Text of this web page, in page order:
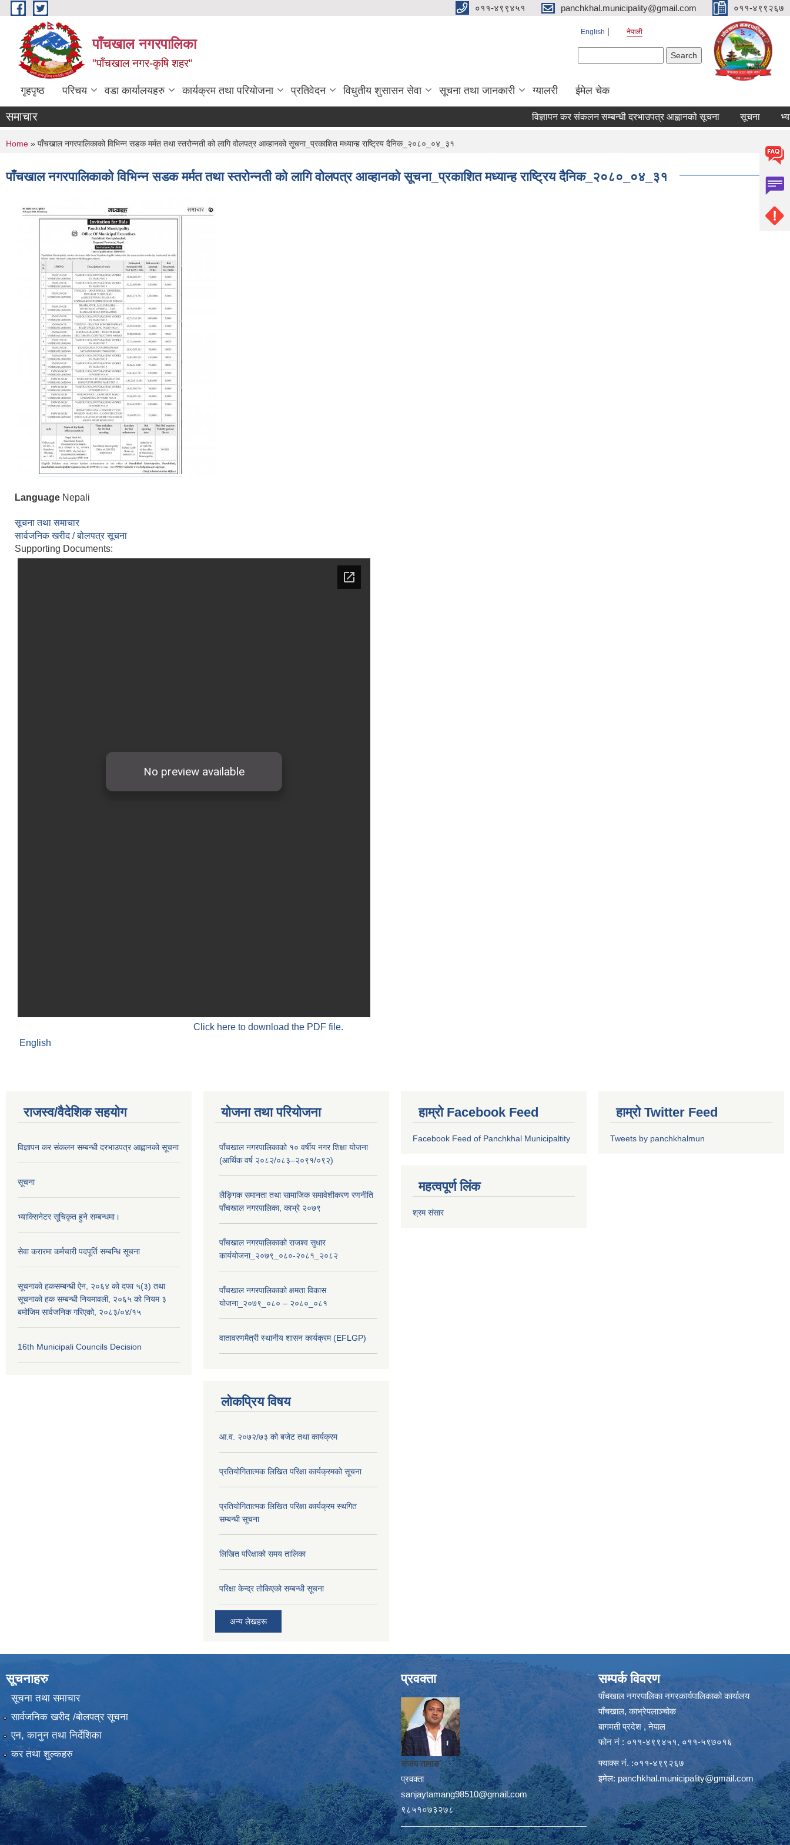
Skip to main content ०११-४९९४५१ panchkhal.municipality@gmail.com ०११-४९९२६७
पाँचखाल नगरपालिका
"पाँचखाल नगर-कृषि शहर"
English नेपाली
गृहपृष्ठ परिचय वडा कार्यालयहरु कार्यक्रम तथा परियोजना प्रतिवेदन विधुतीय शुसासन सेवा सूचना तथा जानकारी ग्यालरी ईमेल चेक
समाचार विज्ञापन कर संकलन सम्बन्धी दरभाउपत्र आह्वानको सूचना सूचना
You are here
Home » पाँचखाल नगरपालिकाको विभिन्न सडक मर्मत तथा स्तरोन्नती को लागि वोलपत्र आव्हानको सूचना_प्रकाशित मध्यान्ह राष्ट्रिय दैनिक_२०८०_०४_३१
पाँचखाल नगरपालिकाको विभिन्न सडक मर्मत तथा स्तरोन्नती को लागि वोलपत्र आव्हानको सूचना_प्रकाशित मध्यान्ह राष्ट्रिय दैनिक_२०८०_०४_३१
Language Nepali
सूचना तथा समाचार
सार्वजनिक खरीद / बोलपत्र सूचना
Supporting Documents:
Click here to download the PDF file.
English
राजस्व/वैदेशिक सहयोग
विज्ञापन कर संकलन सम्बन्धी दरभाउपत्र आह्वानको सूचना
सूचना
भ्याक्सिनेटर सूचिकृत हुने सम्बन्धमा।
सेवा करारमा कर्मचारी पदपूर्ति सम्बन्धि सूचना
सूचनाको हकसम्बन्धी ऐन, २०६४ को दफा ५(३) तथा
सूचनाको हक सम्बन्धी नियमावली, २०६५ को नियम ३
बमोजिम सार्वजनिक गरिएको, २०८३/०४/१५
16th Municipali Councils Decision
योजना तथा परियोजना
पाँचखाल नगरपालिकाको १० वर्षीय नगर शिक्षा योजना
(आर्थिक वर्ष २०८२/०८३–२०९१/०९२)
लैङ्गिक समानता तथा सामाजिक समावेशीकरण रणनीति
पाँचखाल नगरपालिका, काभ्रे २०७९
पाँचखाल नगरपालिकाको राजश्व सुधार
कार्ययोजना_२०७९_०८०-२०८१_२०८२
पाँचखाल नगरपालिकाको क्षमता विकास
योजना_२०७९_०८० – २०८०_०८१
वातावरणमैत्री स्थानीय शासन कार्यक्रम (EFLGP)
लोकप्रिय विषय
आ.व. २०७२/७३ को बजेट तथा कार्यक्रम
प्रतियोगितात्मक लिखित परिक्षा कार्यक्रमको सूचना
प्रतियोगितात्मक लिखित परिक्षा कार्यक्रम स्थगित
सम्बन्धी सूचना
लिखित परिक्षाको समय तालिका
परिक्षा केन्द्र तोकिएको सम्बन्धी सूचना
अन्य लेखहरू
हाम्रो Facebook Feed
Facebook Feed of Panchkhal Municipaltity
महत्वपूर्ण लिंक
श्रम संसार
हाम्रो Twitter Feed
Tweets by panchkhalmun
सूचनाहरु
सूचना तथा समाचार
सार्वजनिक खरीद /बोलपत्र सूचना
एन, कानुन तथा निर्देशिका
कर तथा शुल्कहरु
प्रवक्ता
संजय तामाङ
प्रवक्ता
sanjaytamang98510@gmail.com
९८५१०७३२७८
सम्पर्क विवरण
पाँचखाल नगरपालिका नगरकार्यपालिकाको कार्यालय
पाँचखाल, काभ्रेपलाञ्चोक
बागमती प्रदेश , नेपाल
फोन नं : ०११-४९९४५१, ०११-५९७०१६
फ्याक्स नं. :०११-४९९२६७
इमेल: panchkhal.municipality@gmail.com